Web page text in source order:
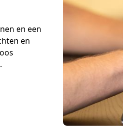
en een
en